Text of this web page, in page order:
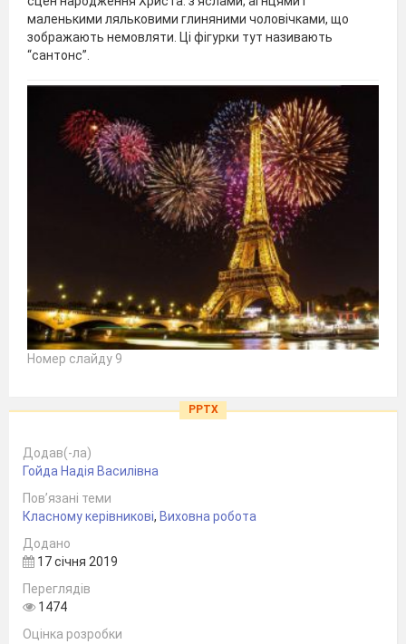
маленькими ляльковими глиняними чоловічками, що
зображають немовляти. Ці фігурки тут називають
“сантонс”.
Номер слайду 9
PPTX
Додав(-ла)
Гойда Надія Василівна
Пов’язані теми
Класному керівникові, Виховна робота
Додано
17 січня 2019
Переглядів
1474
Оцінка розробки